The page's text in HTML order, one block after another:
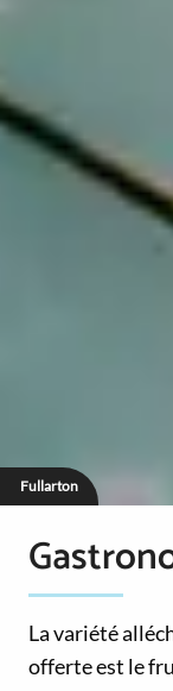
Fullarton
La variété
offerte est le